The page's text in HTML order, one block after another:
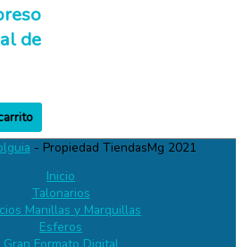
de
- Propiedad TiendasMg 2021
Inicio
Talonarios
Manillas y Marquillas
Esferos